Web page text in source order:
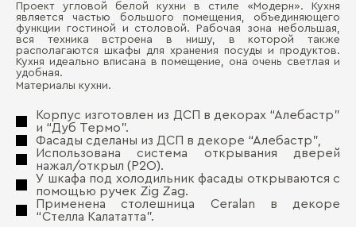
Проект угловой белой кухни в стиле «Модерн». Кухня
является частью большого помещения, объединяющего
функции гостиной и столовой. Рабочая зона небольшая,
вся техника встроена в нишу, в которой также
располагаются шкафы для хранения посуды и продуктов.
Кухня идеально вписана в помещение, она очень светлая и
удобная.
Материалы кухни.
Корпус изготовлен из ДСП в декорах “Алебастр”
и “Дуб Термо”.
Фасады сделаны из ДСП в декоре “Алебастр”,
Использована система открывания дверей
нажал/открыл (Р2О).
У шкафа под холодильник фасады открываются с
помощью ручек Zig Zag.
Применена столешница Ceralan в декоре
“Стелла Калататта”.